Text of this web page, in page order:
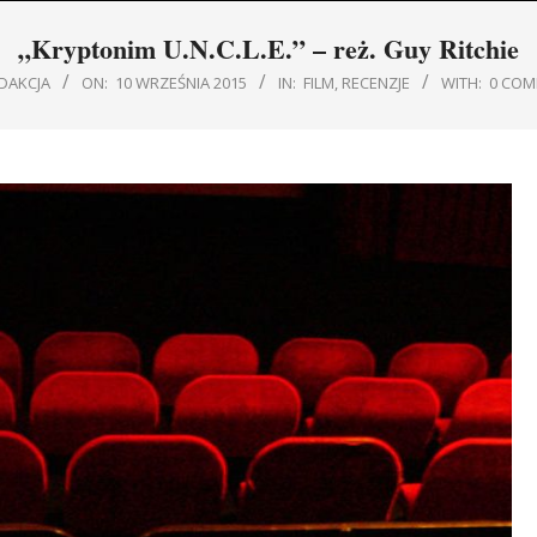
Menu
„Kryptonim U.N.C.L.E.” – reż. Guy Ritchie
ON: 10 WRZEŚNIA 2015 IN: FILM, RECENZJE WITH: 0